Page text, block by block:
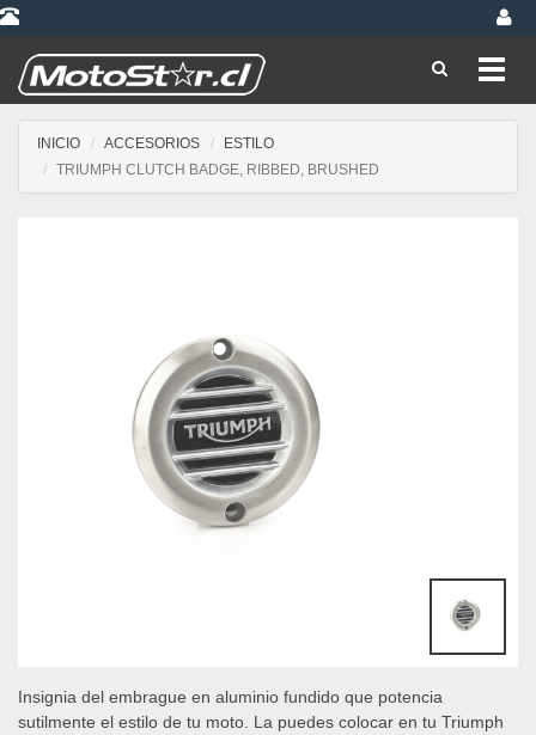
INICIO ACCESORIOS
ESTILO
TRIUMPH CLUTCH BADGE, RIBBED, BRUSHED
Insignia del embrague en aluminio fundido que potencia
sutilmente el estilo de tu moto. La puedes colocar en tu Triumph